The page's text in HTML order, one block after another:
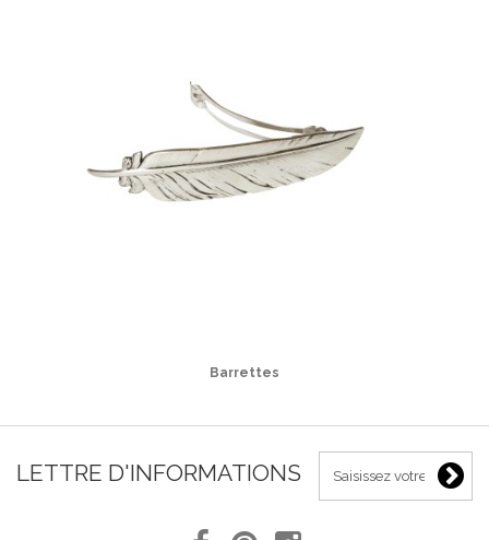
Barrettes
LETTRE D'INFORMATIONS